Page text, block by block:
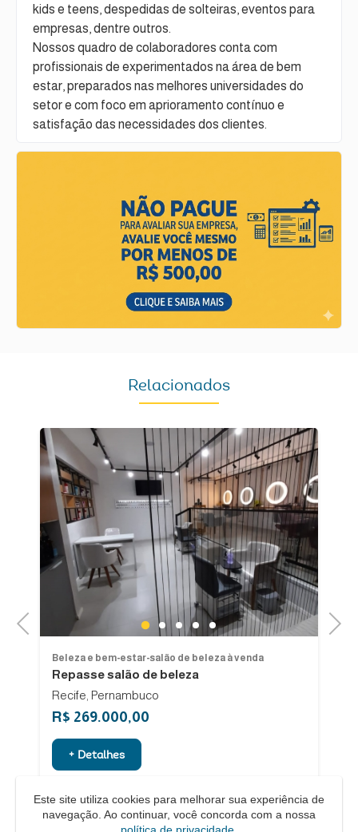
kids e teens, despedidas de solteiras, eventos para
empresas, dentre outros.
Nossos quadro de colaboradores conta com
profissionais de experimentados na área de bem
estar, preparados nas melhores universidades do
setor e com foco em aprioramento contínuo e
satisfação das necessidades dos clientes.
Relacionados
Previous 1 2 3 4 5
Beleza e bem-estar-salão de beleza à venda
Repasse salão de beleza
Recife, Pernambuco
R$ 269.000,00
+ Detalhes
Next
Este site utiliza cookies para melhorar sua experiência de
navegação. Ao continuar, você concorda com a nossa